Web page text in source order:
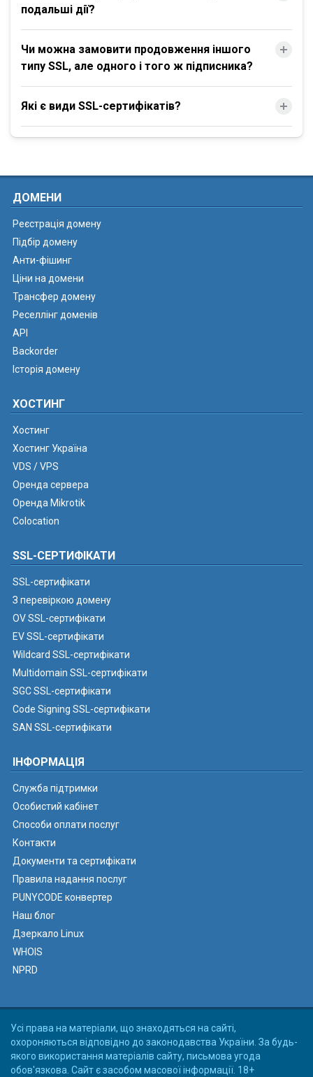
подальші дії?
Чи можна замовити продовження іншого
типу SSL, але одного і того ж підписника?
Які є види SSL-сертифікатів?
ДОМЕНИ
Реєстрація домену
Підбір домену
Анти-фішинг
Ціни на домени
Трансфер домену
Реселлінг доменів
API
Backorder
Історія домену
ХОСТИНГ
Хостинг
Хостинг Україна
VDS / VPS
Оренда сервера
Оренда Mikrotik
Colocation
SSL-СЕРТИФІКАТИ
SSL-сертифікати
З перевіркою домену
OV SSL-сертифікати
EV SSL-сертифікати
Wildcard SSL-сертифікати
Multidomain SSL-сертифікати
SGC SSL-сертифікати
Code Signing SSL-сертифікати
SAN SSL-сертифікати
ІНФОРМАЦІЯ
Служба підтримки
Особистий кабінет
Способи оплати послуг
Контакти
Документи та сертифікати
Правила надання послуг
PUNYCODE конвертер
Наш блог
Дзеркало Linux
WHOIS
NPRD
Усі права на матеріали, що знаходяться на сайті,
охороняються відповідно до законодавства України. За будь-
якого використання матеріалів сайту, письмова угода
обов'язкова. Сайт є засобом масової інформації. 18+